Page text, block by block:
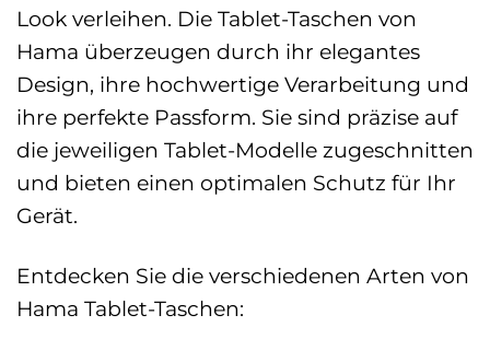
Look verleihen. Die Tablet-Taschen von
Hama überzeugen durch ihr elegantes
Design, ihre hochwertige Verarbeitung und
ihre perfekte Passform. Sie sind präzise auf
die jeweiligen Tablet-Modelle zugeschnitten
und bieten einen optimalen Schutz für Ihr
Gerät.
Entdecken Sie die verschiedenen Arten von
Hama Tablet-Taschen: